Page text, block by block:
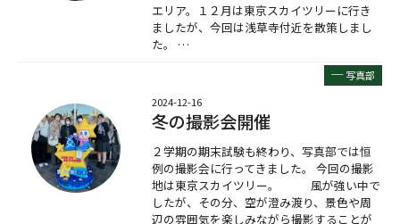
エリア。１２月は東京スカイツリーに行き
ましたが、今回は浅草寺付近を散策しまし
た。 …
─写真部
2024-12-16
冬の撮影会開催
２学期の期末試験も終わり、写真部では恒
例の撮影会に行ってきました。 今回の撮影
地は東京スカイツリー。 風が強い中で
したが、その分、空が澄み渡り、景色や周
辺の雰囲気を楽しみながら撮影することが